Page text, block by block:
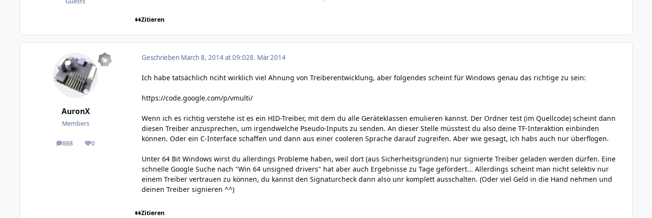
Zitieren
AuronX
Members
888
posts 0
Reputation
Geschrieben March 8, 2014 at 09:028. Mär 2014
Ich habe tatsächlich nciht wirklich viel Ahnung von Treiberentwicklung, aber folgendes scheint für Windows genau das richtige zu sein:
https://code.google.com/p/vmulti/
Wenn ich es richtig verstehe ist es ein HID-Treiber, mit dem du alle Geräteklassen emulieren kannst. Der Ordner test (im Quellcode) scheint dann
diesen Treiber anzusprechen, um irgendwelche Pseudo-Inputs zu senden. An dieser Stelle müsstest du also deine TF-Interaktion einbinden
können. Oder ein C-Interface schaffen und dann aus einer cooleren Sprache darauf zugreifen. Aber wie gesagt, ich habs auch nur überflogen.
Unter 64 Bit Windows wirst du allerdings Probleme haben, weil dort (aus Sicherheitsgründen) nur signierte Treiber geladen werden dürfen. Eine
schnelle Google Suche nach "Win 64 unsigned drivers" hat aber auch Ergebnisse zu Tage gefördert... Allerdings scheint man nicht selektiv nur
einem Treiber vertrauen zu können, du kannst den Signaturcheck dann also unr komplett ausschalten. (Oder viel Geld in die Hand nehmen und
deinen Treiber signieren ^^)
Zitieren